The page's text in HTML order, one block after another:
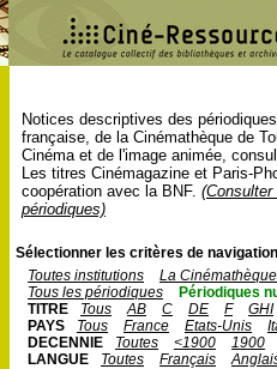
Notices descriptives des
française, de la Cinémathèque de
Cinéma et de l'image animée,
Les titres Cinémagazine et Paris-
coopération avec la BNF.
périodiques)
Sélectionner les critères de
Toutes institutions
La
Tous les périodiques
Périodiques
TITRE
Tous AB C DE F
GHI
PAYS
Tous France Etats-Unis
DECENNIE
Toutes <1900
1900
LANGUE
Toutes Français